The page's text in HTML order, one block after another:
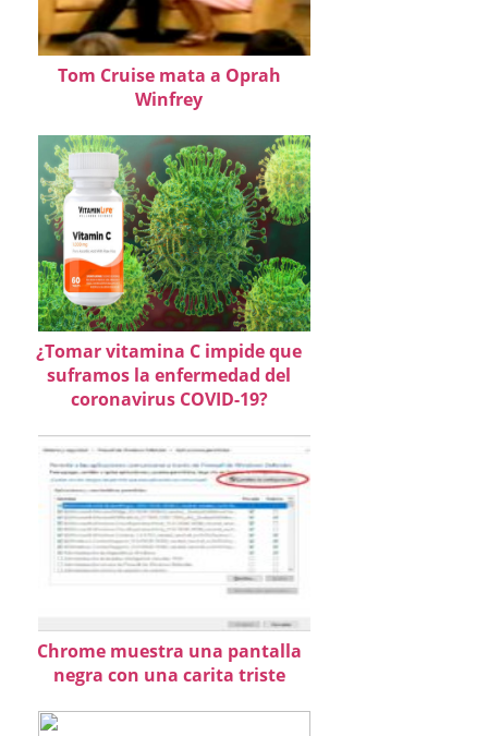
Tom Cruise mata a Oprah
Winfrey
¿Tomar vitamina C impide que
suframos la enfermedad del
coronavirus COVID-19?
Chrome muestra una pantalla
negra con una carita triste